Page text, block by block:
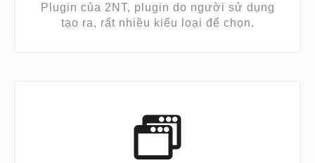
Plugin của 2NT, plugin do người sử dụng
tạo ra, rất nhiều kiểu loại để chọn.